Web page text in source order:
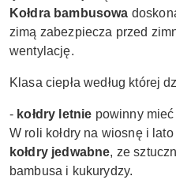
Kołdra bambusowa
zimą zabezpiecza przed
wentylację.
Klasa ciepła według której
- kołdry letnie powinny
W roli kołdry na wiosnę i
kołdry jedwabne, ze
bambusa i kukurydzy.